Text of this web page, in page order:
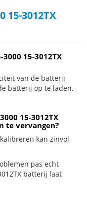
15-3012TX
15-3012TX
van de batterij
batterij op te laden,
15-3012TX
te vervangen?
kan zinvol
pas echt
batterij laat